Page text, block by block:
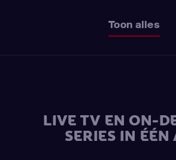
Toon alles
LIVE TV EN ON-
SERIES IN ÉÉN